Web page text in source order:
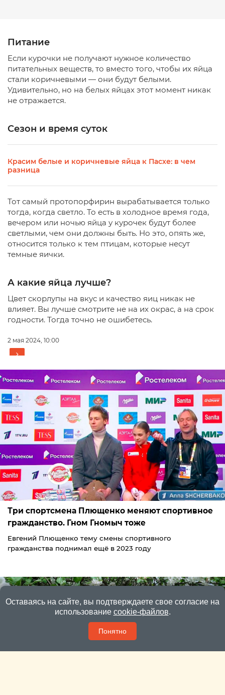
Питание
Если курочки не получают нужное количество
питательных веществ, то вместо того, чтобы их яйца
стали коричневыми — они будут белыми.
Удивительно, но на белых яйцах этот момент никак
не отражается.
Сезон и время суток
Красим белые и коричневые яйца к Пасхе: в чем
разница
Тот самый протопорфирин вырабатывается только
тогда, когда светло. То есть в холодное время года,
вечером или ночью яйца у курочек будут более
светлыми, чем они должны быть. Но это, опять же,
относится только к тем птицам, которые несут
темные яички.
А какие яйца лучше?
Цвет скорлупы на вкус и качество яиц никак не
влияет. Вы лучше смотрите не на их окрас, а на срок
годности. Тогда точно не ошибетесь.
2 мая 2024, 10:00
Три спортсмена Плющенко меняют спортивное
гражданство. Гном Гномыч тоже
Евгений Плющенко тему смены спортивного
гражданства поднимал ещё в 2023 году
Оставаясь на сайте, вы подтверждаете свое согласие на
использование cookie-файлов.
Понятно